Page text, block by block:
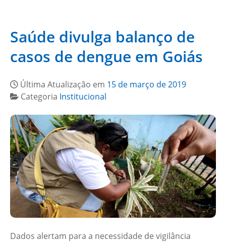
Saúde divulga balanço de
casos de dengue em Goiás
Última Atualização em 15 de março de 2019
Categoria Institucional
Dados alertam para a necessidade de vigilância